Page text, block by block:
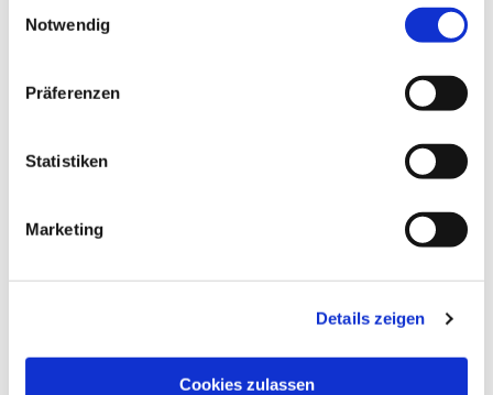
Notwendig
Präferenzen
Statistiken
Marketing
Details zeigen
Cookies zulassen